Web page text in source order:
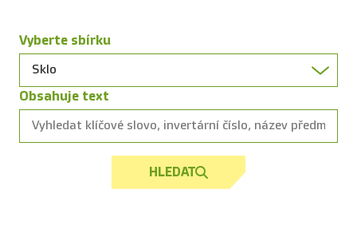
Vyberte sbírku
Obsahuje text
HLEDAT